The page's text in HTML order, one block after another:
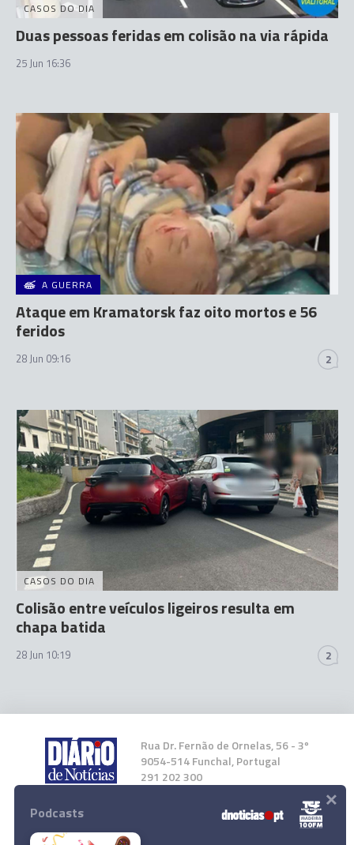
CASOS DO DIA
Duas pessoas feridas em colisão na via rápida
25 Jun 16:36
A GUERRA
Ataque em Kramatorsk faz oito mortos e 56
feridos
28 Jun 09:16 2
CASOS DO DIA
Colisão entre veículos ligeiros resulta em
chapa batida
28 Jun 10:19 2
Rua Dr. Fernão de Ornelas, 56 - 3º
9054-514 Funchal, Portugal
291 202 300
Instale a nossa App
Podcasts ×